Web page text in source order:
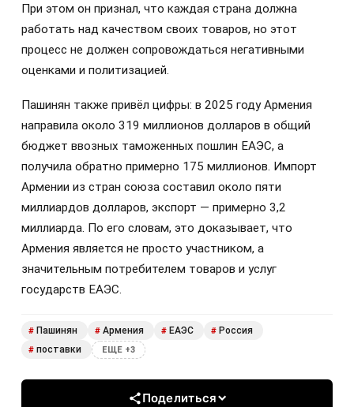
При этом он признал, что каждая страна должна
работать над качеством своих товаров, но этот
процесс не должен сопровождаться негативными
оценками и политизацией.
Пашинян также привёл цифры: в 2025 году Армения
направила около 319 миллионов долларов в общий
бюджет ввозных таможенных пошлин ЕАЭС, а
получила обратно примерно 175 миллионов. Импорт
Армении из стран союза составил около пяти
миллиардов долларов, экспорт — примерно 3,2
миллиарда. По его словам, это доказывает, что
Армения является не просто участником, а
значительным потребителем товаров и услуг
государств ЕАЭС.
# Пашинян # Армения # ЕАЭС # Россия
# поставки ЕЩЕ +3
Поделиться